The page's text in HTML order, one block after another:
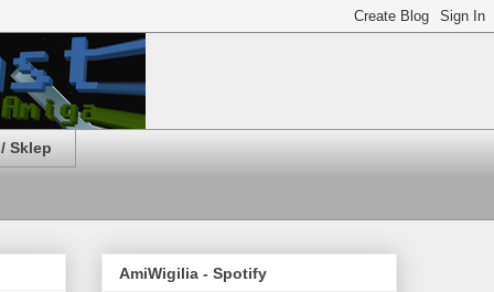
Sklep
AmiWigilia - Spotify